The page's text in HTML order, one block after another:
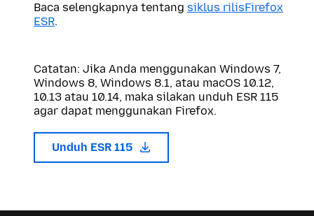
Baca selengkapnya tentang siklus rilisFirefox
ESR.
Catatan: Jika Anda menggunakan Windows 7,
Windows 8, Windows 8.1, atau macOS 10.12,
10.13 atau 10.14, maka silakan unduh ESR 115
agar dapat menggunakan Firefox.
Unduh ESR 115